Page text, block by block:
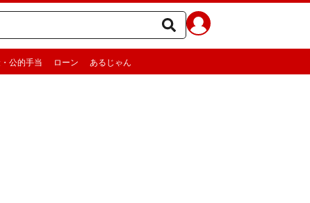
公的手当 ローン あるじゃん